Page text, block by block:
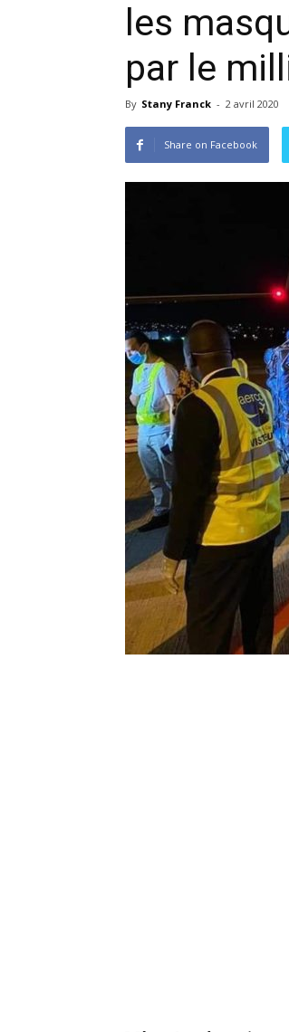
les
par le
By Stany Franck - 2 avril 2020
Share on Facebook